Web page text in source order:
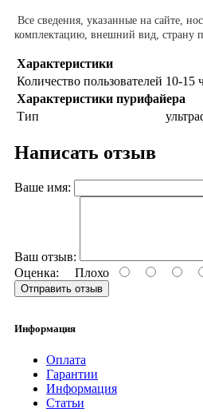
Все сведения, указанные на сайте,
комплектацию, внешний вид, страну
Характеристики
Количество пользователей 10-15
Характеристики пурифайера
Тип
Написать отзыв
Ваше имя:
Ваш отзыв:
Оценка: Плохо
Отправить отзыв
Информация
Оплата
Гарантии
Информация
Статьи